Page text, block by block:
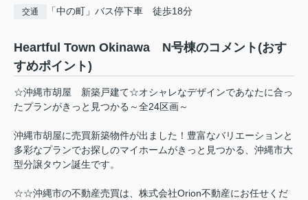
交通 「中の町」バス停下車 徒歩18分
Heartful Town Okinawa N号棟のコメント(おす
すめポイント)
☆沖縄市胡屋 新築戸建て☆オシャレなデザインであなたに合っ
たプランがきっと見つかる～全24区画～
沖縄市胡屋に売買新築物件が出ました！豊富なバリエーションと
多彩なプランでお探しのマイホームがきっと見つかる、沖縄市大
型分譲タウン誕生です。
☆☆沖縄市の不動産売買は、株式会社Orion不動産にお任せくだ